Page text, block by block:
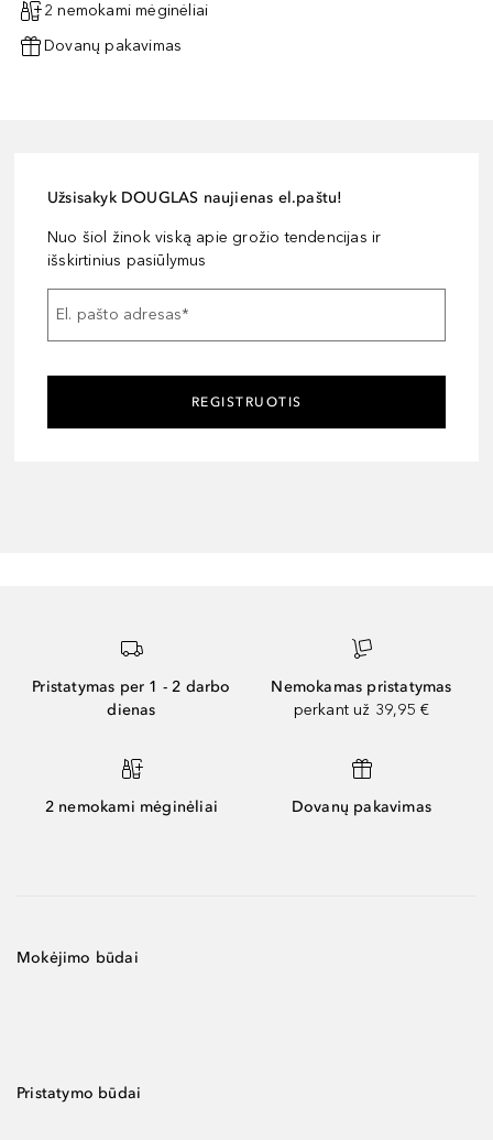
2 nemokami mėginėliai
Dovanų pakavimas
Užsisakyk DOUGLAS naujienas el.paštu!
Nuo šiol žinok viską apie grožio tendencijas ir
išskirtinius pasiūlymus
El. pašto adresas*
REGISTRUOTIS
Pristatymas per 1 - 2 darbo
dienas
Nemokamas pristatymas
perkant už 39,95 €
2 nemokami mėginėliai Dovanų pakavimas
Mokėjimo būdai
Pristatymo būdai